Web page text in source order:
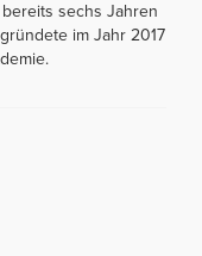
sechs Jahren
im Jahr 2017